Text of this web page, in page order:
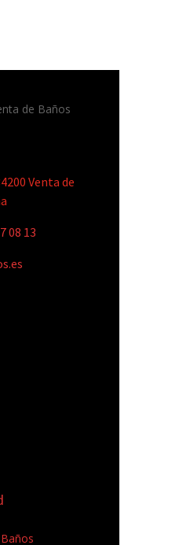
Venta de
08 13